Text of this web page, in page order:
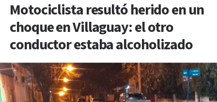
Motociclista resultó herido en un
choque en Villaguay: el otro
conductor estaba alcoholizado